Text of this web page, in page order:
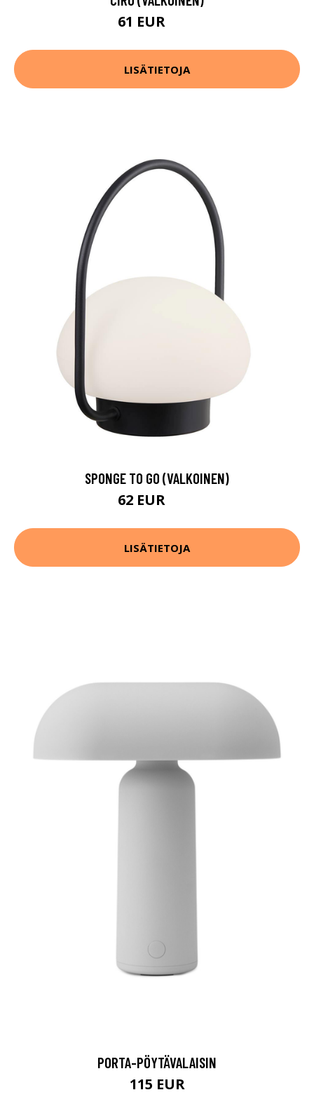
61 EUR
LISÄTIETOJA
SPONGE TO GO (VALKOINEN)
62 EUR
LISÄTIETOJA
PORTA-PÖYTÄVALAISIN
115 EUR